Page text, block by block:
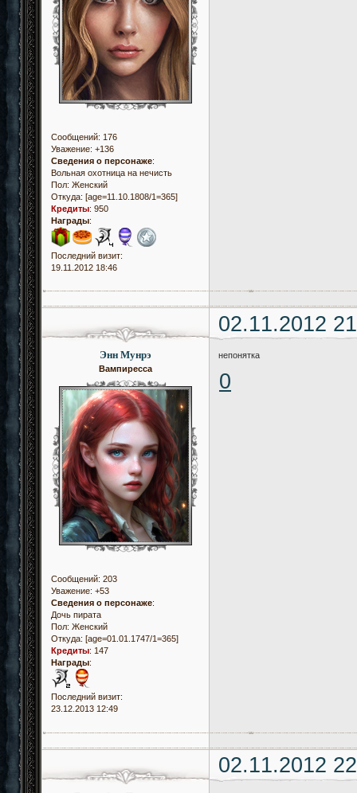
Сообщений: 176
Уважение: +136
Сведения о персонаже:
Вольная охотница на нечисть
Пол: Женский
Откуда: [age=11.10.1808/1=365]
Кредиты: 950
Награды:
Последний визит:
19.11.2012 18:46
02.11.2012
Энн Мунрэ
Вампиресса
Сообщений: 203
Уважение: +53
Сведения о персонаже:
Дочь пирата
Пол: Женский
Откуда: [age=01.01.1747/1=365]
Кредиты: 147
Награды:
Последний визит:
23.12.2013 12:49
непонятка
0
02.11.2012